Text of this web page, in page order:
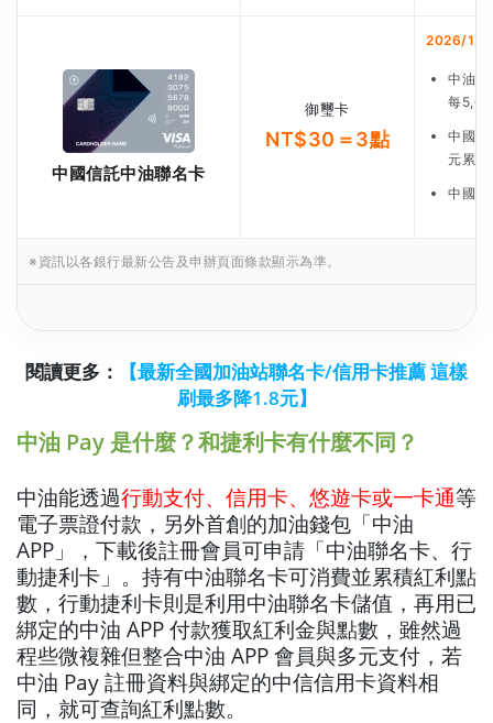
中國信託中油聯名卡
御璽卡
NT$30＝3點
2026/12/
中油會
每
中國
元累
中國信
※資訊以各銀行最新公告及申辦頁面條款顯示為準。
閱讀更多：
【最新全國加油站聯名卡/信用卡推薦 這樣
刷最多降1.8元】
中油 Pay 是什麼？和捷利卡有什麼不同？
中油能透過行動支付、信用卡、悠遊卡或一卡通等
電子票證付款，另外首創的加油錢包「中油
APP」，下載後註冊會員可申請「中油聯名卡、行
動捷利卡」。持有中油聯名卡可消費並累積紅利點
數，行動捷利卡則是利用中油聯名卡儲值，再用已
綁定的中油 APP 付款獲取紅利金與點數，雖然過
程些微複雜但整合中油 APP 會員與多元支付，若
中油 Pay 註冊資料與綁定的中信信用卡資料相
同，就可查詢紅利點數。